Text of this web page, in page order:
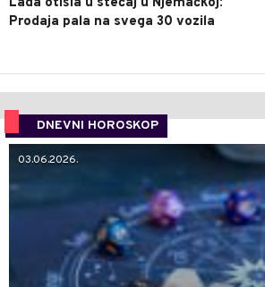
Prodaja pala na svega 30 vozila
DNEVNI HOROSKOP
03.06.2026.